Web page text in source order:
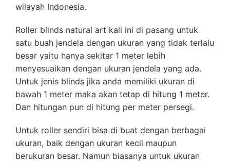
wilayah Indonesia.
Roller blinds natural art kali ini di pasang untuk
satu buah jendela dengan ukuran yang tidak terlalu
besar yaitu hanya sekitar 1 meter lebih
menyesuaikan dengan ukuran jendela yang ada.
Untuk jenis blinds jika anda memiliki ukuran di
bawah 1 meter maka akan tetap di hitung 1 meter.
Dan hitungan pun di hitung per meter persegi.
Untuk roller sendiri bisa di buat dengan berbagai
ukuran, baik dengan ukuran kecil maupun
berukuran besar. Namun biasanya untuk ukuran